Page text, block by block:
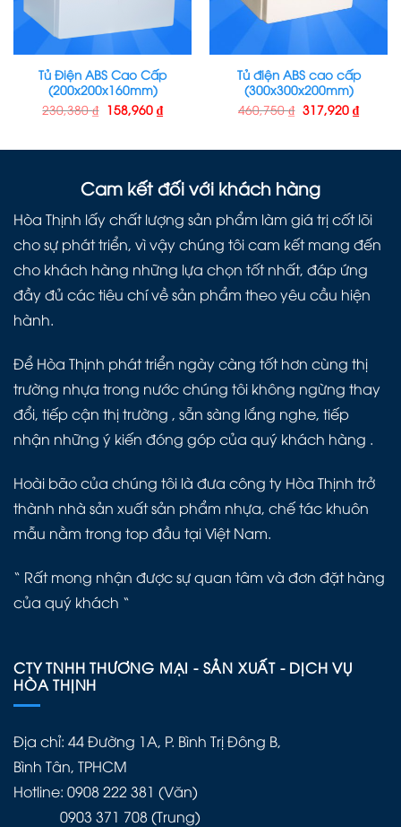
Tủ Điện ABS Cao Cấp
(200x200x160mm)
230,380₫ 158,960 ₫
Tủ điện ABS cao cấp
(300x300x200mm)
460,750₫ 317,920 ₫
Cam kết đối với khách hàng
Hòa Thịnh lấy chất lượng sản phẩm làm giá trị cốt lõi
cho sự phát triển, vì vậy chúng tôi cam kết mang đến
cho khách hàng những lựa chọn tốt nhất, đáp ứng
đầy đủ các tiêu chí về sản phẩm theo yêu cầu hiện
hành.
Để Hòa Thịnh phát triển ngày càng tốt hơn cùng thị
trường nhựa trong nước chúng tôi không ngừng thay
đổi, tiếp cận thị trường , sẵn sàng lắng nghe, tiếp
nhận những ý kiến đóng góp của quý khách hàng .
Hoài bão của chúng tôi là đưa công ty Hòa Thịnh trở
thành nhà sản xuất sản phẩm nhựa, chế tác khuôn
mẫu nằm trong top đầu tại Việt Nam.
“ Rất mong nhận được sự quan tâm và đơn đặt hàng
của quý khách “
CTY TNHH THƯƠNG MẠI - SẢN XUẤT - DỊCH VỤ
HÒA THỊNH
Địa chỉ: 44 Đường 1A, P. Bình Trị Đông B,
Bình Tân, TPHCM
Hotline: 0908 222 381 (Văn)
0903 371 708 (Trung)